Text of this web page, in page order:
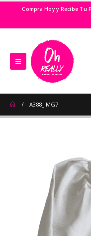
Compra Hoy y Recibe Tu
A388_IMG7